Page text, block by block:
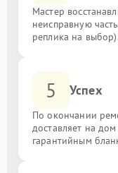
Мастер
неисправную
реплика на выбор).
5 Успех
По окончании
доставляет на
гарантийным